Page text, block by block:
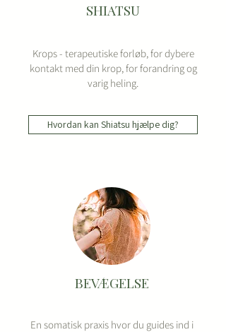
SHIATSU
Krops - terapeutiske forløb, for dybere
kontakt med din krop, for forandring og
varig heling.
Hvordan kan Shiatsu hjælpe dig?
BEVÆGELSE
En somatisk praxis hvor du guides ind i